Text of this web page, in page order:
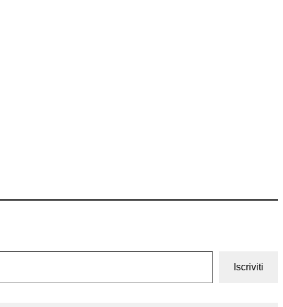
Iscriviti